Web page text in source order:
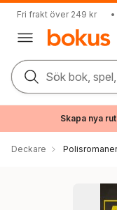
Fri frakt över 249 kr •
Sök bok,
Skapa nya
Deckare Polisromaner